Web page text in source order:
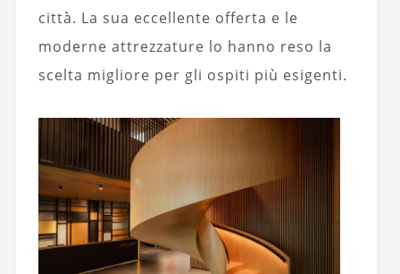
città. La sua eccellente offerta e le
moderne attrezzature lo hanno reso la
scelta migliore per gli ospiti più esigenti.